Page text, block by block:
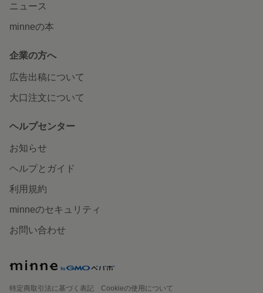
ニュース
minneの本
企業の方へ
広告出稿について
大口注文について
ヘルプセンター
お知らせ
ヘルプとガイド
利用規約
minneのセキュリティ
お問い合わせ
特定商取引法に基づく表記
Cookieの使用について